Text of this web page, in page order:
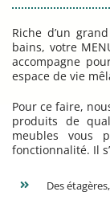
Riche d’un
bains, votre
accompagne
espace de vie
Pour ce faire,
produits de
meubles vous
fonctionnalité. Il
Des étagères,